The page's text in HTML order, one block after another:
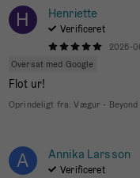
H Henriette
Verificeret
2026-
Oversat med Google
Flot ur!
Oprindeligt fra:Vægur -
A Annika Larsson
Verificeret